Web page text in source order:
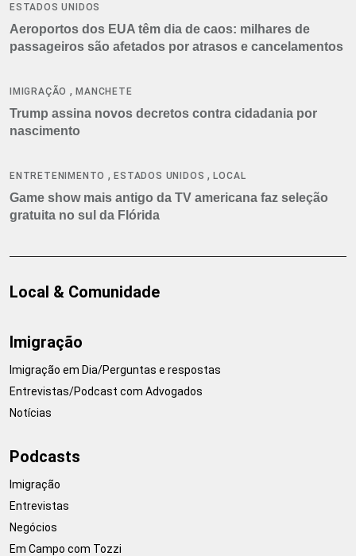
ESTADOS UNIDOS
Aeroportos dos EUA têm dia de caos: milhares de
passageiros são afetados por atrasos e cancelamentos
IMIGRAÇÃO ,MANCHETE
Trump assina novos decretos contra cidadania por
nascimento
ENTRETENIMENTO ,ESTADOS UNIDOS ,LOCAL
Game show mais antigo da TV americana faz seleção
gratuita no sul da Flórida
Local & Comunidade
Imigração
Imigração em Dia/Perguntas e respostas
Entrevistas/Podcast com Advogados
Notícias
Podcasts
Imigração
Entrevistas
Negócios
Em Campo com Tozzi